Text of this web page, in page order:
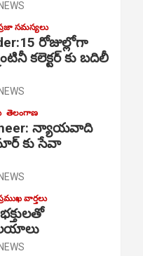
సమస్యలు
రోజుల్లోగా
కలెక్టర్ కు బదిలీ
తెలంగాణ
న్యాయవాది
కు సేవా
వార్తలు